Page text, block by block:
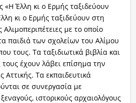
«Η Έλλη κι ο Ερμής ταξιδεύουν
κι ο Ερμής ταξιδεύουν στη
Αλιμοπεριπέτειες με το οποίο
παιδιά των σχολείων του Αλίμου
τους. Τα ταξιδιωτικά βιβλία και
τους έχουν λάβει επίσημα την
Αττικής. Τα εκπαιδευτικά
σε συνεργασία με
ιστορικούς αρχαιολόγους